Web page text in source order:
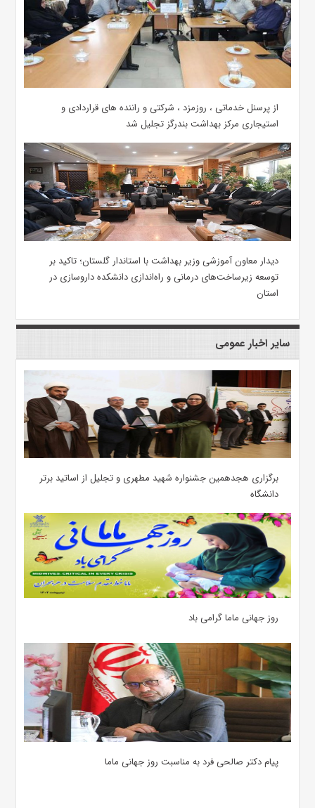
از پرسنل خدماتی ، روزمزد ، شرکتی و راننده های قراردادی و
استیجاری مرکز بهداشت بندرگز تجلیل شد
دیدار معاون آموزشی وزیر بهداشت با استاندار گلستان؛ تاکید بر
توسعه زیرساخت‌های درمانی و راه‌اندازی دانشکده داروسازی در
استان
سایر اخبار عمومی
برگزاری هجدهمین جشنواره شهید مطهری و تجلیل از اساتید برتر
دانشگاه
روز جهانی ماما گرامی باد
پیام دکتر صالحی فرد به مناسبت روز جهانی ماما